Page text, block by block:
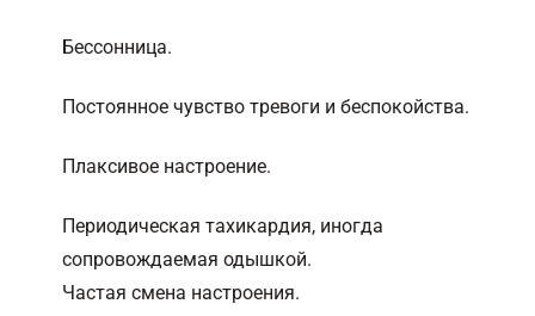
Бессонница.
Постоянное чувство тревоги и беспокойства.
Плаксивое настроение.
Периодическая тахикардия, иногда
сопровождаемая одышкой.
Частая смена настроения.